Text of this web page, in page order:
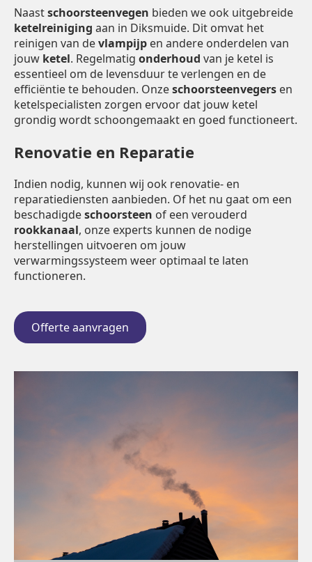
Naastschoorsteenvegen bieden we ook uitgebreide
ketelreiniging aan in Diksmuide. Dit omvat het
reinigen van devlampijp en andere onderdelen van
jouw ketel. Regelmatig onderhoud van je ketel is
essentieel om de levensduur te verlengen en de
efficiëntie te behouden. Onzeschoorsteenvegers en
ketelspecialisten zorgen ervoor dat jouw ketel
grondig wordt schoongemaakt en goed functioneert.
Renovatie en Reparatie
Indien nodig, kunnen wij ook renovatie- en
reparatiediensten aanbieden. Of het nu gaat om een
beschadigdeschoorsteen of een verouderd
rookkanaal, onze experts kunnen de nodige
herstellingen uitvoeren om jouw
verwarmingssysteem weer optimaal te laten
functioneren.
Offerte aanvragen